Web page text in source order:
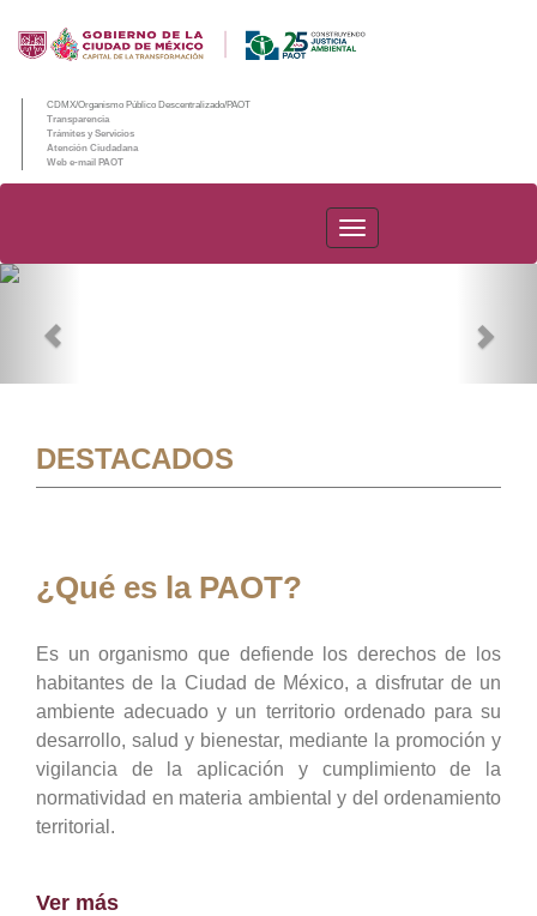
CDMX/Organismo Público Descentralizado/PAOT
Transparencia
Trámites y Servicios
Atención Ciudadana
Web e-mail PAOT
PAOT
DESTACADOS
¿Qué es la PAOT?
Es un organismo que defiende los derechos de los
habitantes de la Ciudad de México, a disfrutar de un
ambiente adecuado y un territorio ordenado para su
desarrollo, salud y bienestar, mediante la promoción y
vigilancia de la aplicación y cumplimiento de la
normatividad en materia ambiental y del ordenamiento
territorial.
Ver más